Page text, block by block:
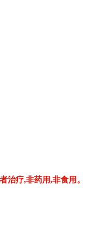
治疗,非药用,非食用。